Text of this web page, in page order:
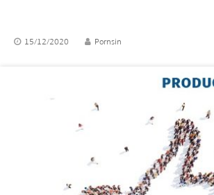
15/12/2020 Pornsin